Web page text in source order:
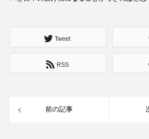
Tweet
RSS
前の記事